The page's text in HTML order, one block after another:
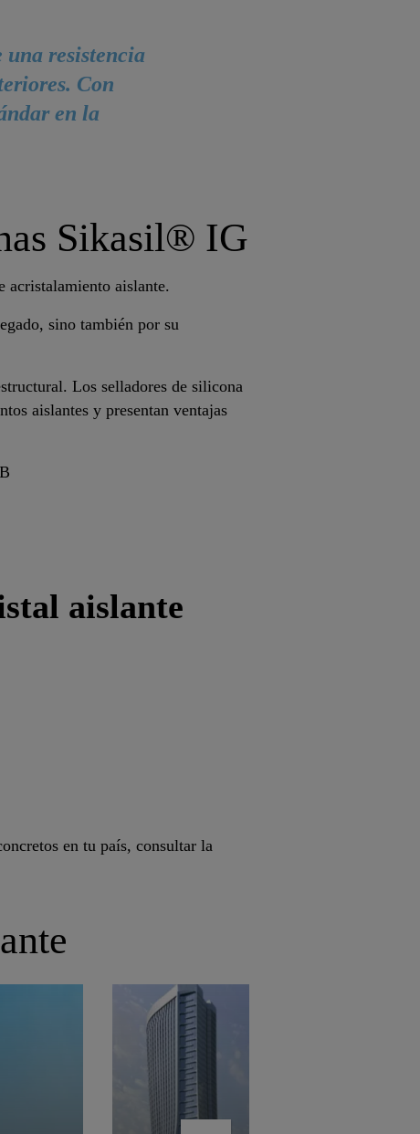
resistencia
Con
en la
Sikasil® IG
acristalamiento aislante.
sino también por su
Los selladores de silicona
aislantes y presentan ventajas
aislante
en tu país, consultar la